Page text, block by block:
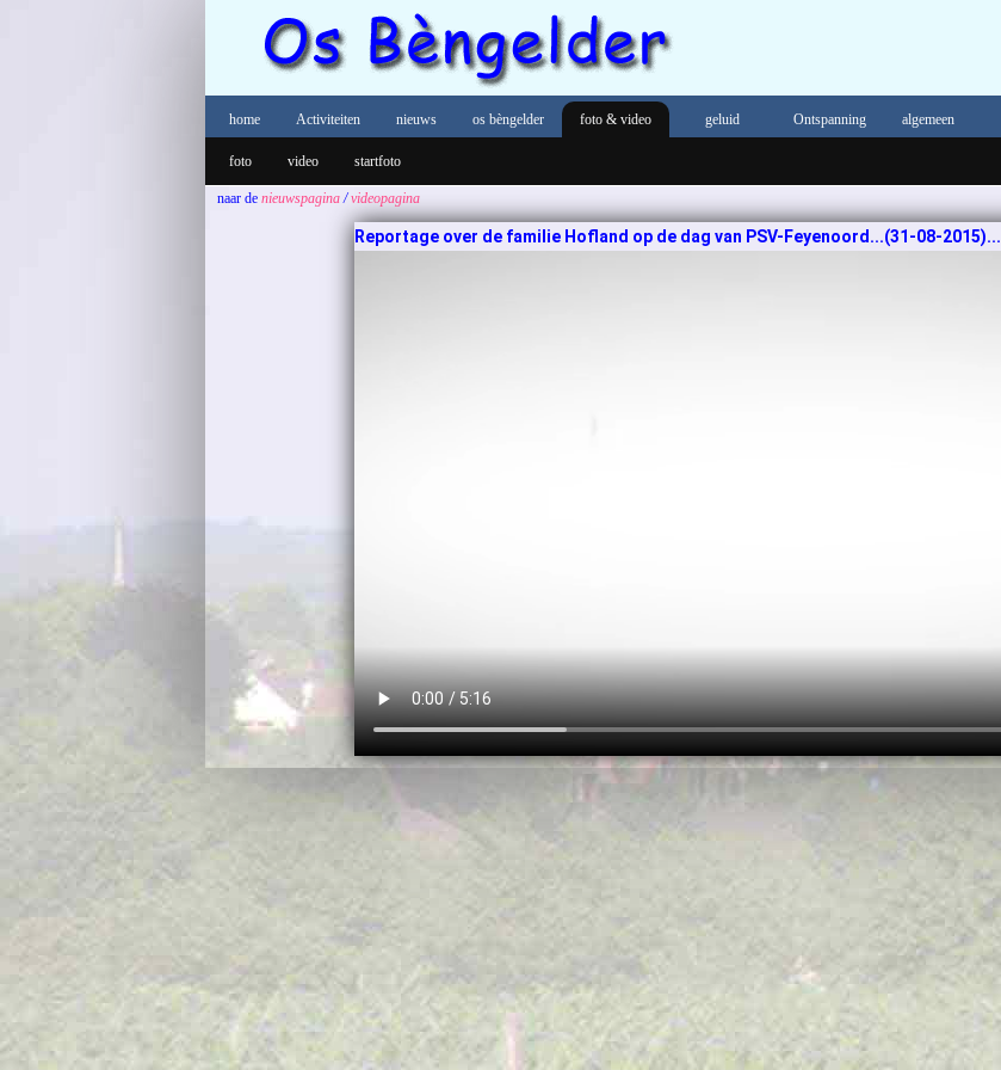
home Activiteiten nieuws os bèngelder foto & video
foto video startfoto
geluid Ontspanning algemeen
naar de nieuwspagina/videopagina
Reportage over de familie Hofland op de dag van PSV-Feyenoord...(31-08-2015)...